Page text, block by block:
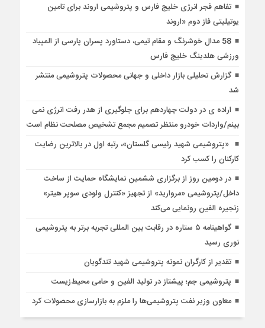
تفاهم فجر انرژی خلیج فارس و پتروشیمی اروند برای تامین
یوتیلیتی فاز دوم «اروند
58 مدال خوشرنگ و مقام تیمی، دستاورد پسران پارسی از المپیاد
ورزشی هلدینگ خلیج فارس
گزارش تحلیلی بازار داخلی و جهانی محصولات پتروشیمی منتشر
شد
اراده ی در دولت چهاردهم برای جلوگیری از هدر رفت انرژی نمی
بینم/واردات خودرو منتظر تصمیم مجمع تشخیص مصلحت نظام است
«پتروشیمی شهید رئیسی گلستان»، رتبه اول در بالاترین رضایت
کارکنان را کسب کرد
در دومین روز از برگزاری ششمین نمایشگاه حمایت از ساخت
داخل/پتروشیمی‌ «مروارید» از تجهیز «کنترل ولودی سوپر هیتر»
زنجیره الفین رونمایی می‌کند
گواهینامه ۵ ستاره در رقابت بین المللی تجربه برتر به پتروشیمی
نوری رسید
تقدیر از کارگران نمونه پتروشیمی شهید تندگویان
پتروشیمی جم؛ پیشتاز در تولید الفین و حامی محیط‌زیست
معاون وزیر نفت پتروشیمی‌ها را ملزم به بازارسازی محصولات کرد